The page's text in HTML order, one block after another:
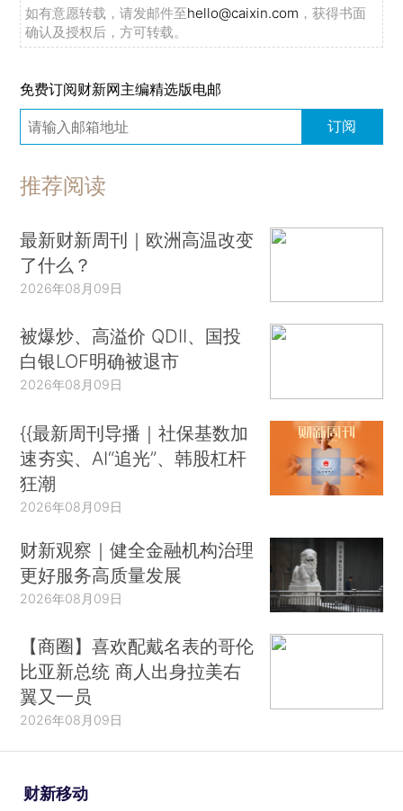
如有意愿转载，请发邮件至hello@caixin.com ，获得书面
确认及授权后，方可转载。
免费订阅财新网主编精选版电邮
订阅
推荐阅读
最新财新周刊｜欧洲高温改变
了什么？
2026年08月09日
被爆炒、高溢价 QDII、国投
白银LOF明确被退市
2026年08月09日
{{最新周刊导播｜社保基数加
速夯实、AI“追光”、韩股杠杆
狂潮
2026年08月09日
财新观察｜健全金融机构治理
更好服务高质量发展
2026年08月09日
【商圈】喜欢配戴名表的哥伦
比亚新总统 商人出身拉美右
翼又一员
2026年08月09日
财新移动